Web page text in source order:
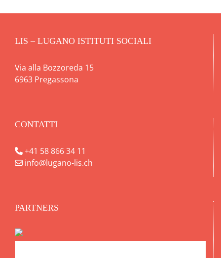
LIS – LUGANO ISTITUTI SOCIALI
Via alla Bozzoreda 15
6963 Pregassona
CONTATTI
+41 58 866 34 11
info@lugano-lis.ch
PARTNERS